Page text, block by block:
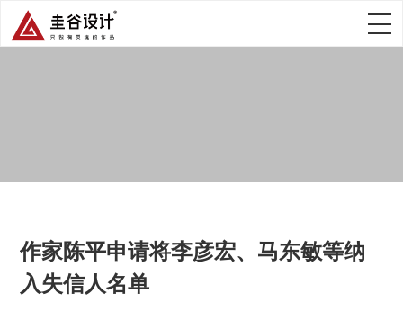
作家陈平申请将李彦宏、马东敏等纳
入失信人名单